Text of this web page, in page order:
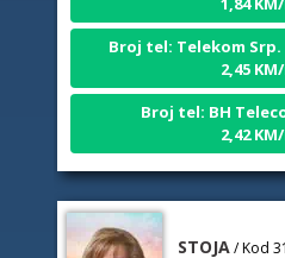
Broj tel: Telekom Srp.
2,45
Broj tel: BH
2,42